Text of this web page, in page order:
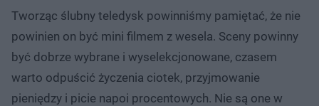
Tworząc ślubny teledysk powinniśmy pamiętać, że nie
powinien on być mini filmem z wesela. Sceny powinny
być dobrze wybrane i wyselekcjonowane, czasem
warto odpuścić życzenia ciotek, przyjmowanie
pieniędzy i picie napoi procentowych. Nie są one w